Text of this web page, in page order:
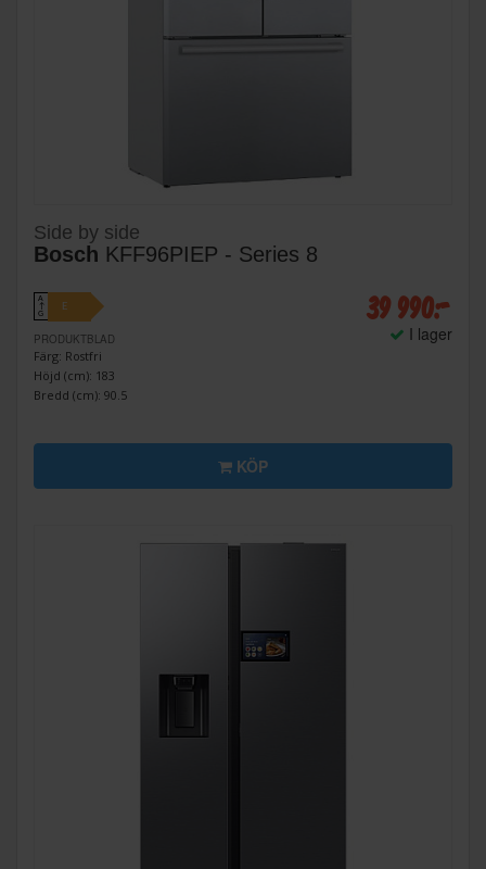
Side by side
Bosch KFF96PIEP - Series 8
A
↑
G
E
PRODUKTBLAD
Färg: Rostfri
Höjd (cm): 183
Bredd (cm): 90.5
39 990:-
I lager
KÖP